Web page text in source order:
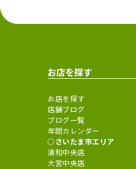
お店を探す
お店を探す
店舗ブログ
ブログ一覧
年間カレンダー
さいたま市エリア
浦和中央店
大宮中央店